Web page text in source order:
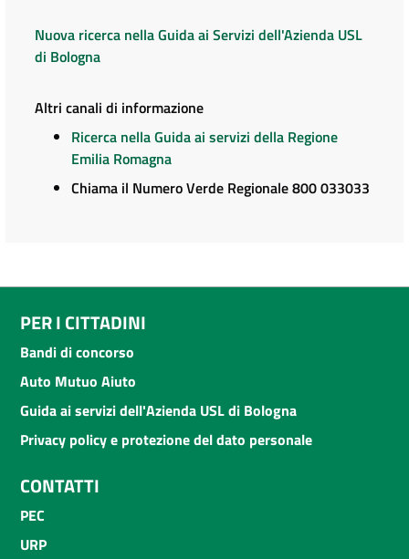
Nuova ricerca nella Guida ai Servizi dell'Azienda USL
di Bologna
Altri canali di informazione
Ricerca nella Guida ai servizi della Regione
Emilia Romagna
Chiama il Numero Verde Regionale 800 033033
PER I CITTADINI
Bandi di concorso
Auto Mutuo Aiuto
Guida ai servizi dell'Azienda USL di Bologna
Privacy policy e protezione del dato personale
CONTATTI
PEC
URP